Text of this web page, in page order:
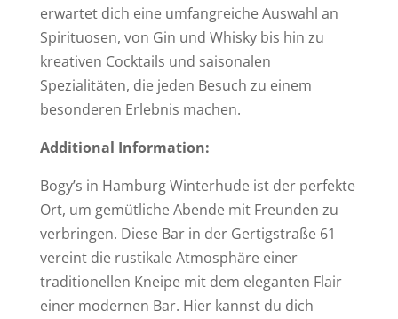
erwartet dich eine umfangreiche Auswahl an
Spirituosen, von Gin und Whisky bis hin zu
kreativen Cocktails und saisonalen
Spezialitäten, die jeden Besuch zu einem
besonderen Erlebnis machen.
Additional Information:
Bogy’s in Hamburg Winterhude ist der perfekte
Ort, um gemütliche Abende mit Freunden zu
verbringen. Diese Bar in der Gertigstraße 61
vereint die rustikale Atmosphäre einer
traditionellen Kneipe mit dem eleganten Flair
einer modernen Bar. Hier kannst du dich